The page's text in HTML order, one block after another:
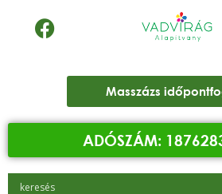
Masszázs
ADÓSZÁM: